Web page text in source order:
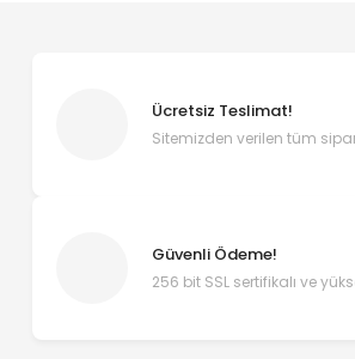
Ücretsiz Teslimat!
Sitemizden verilen tüm
Güvenli Ödeme!
256 bit SSL sertifikalı ve